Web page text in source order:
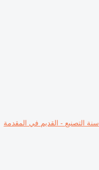
سنة التصنيع - القديم في المقدمة